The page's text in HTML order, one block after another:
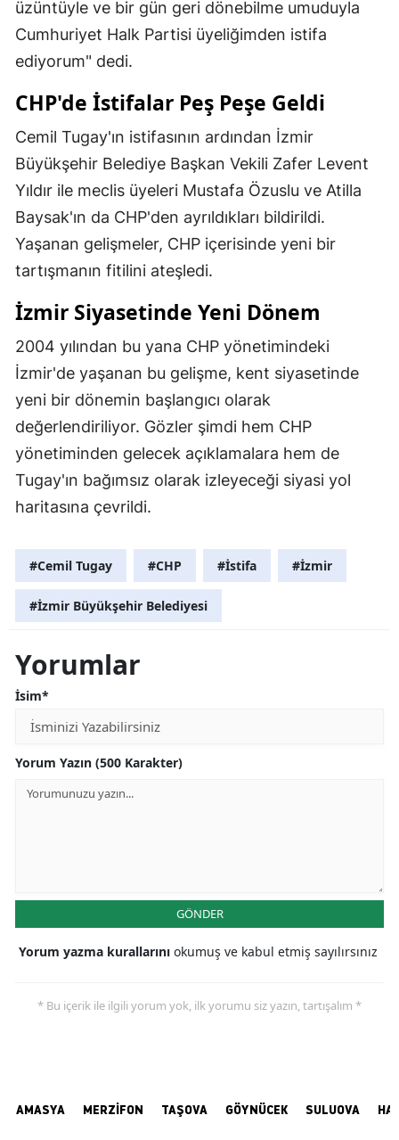
üzüntüyle ve bir gün geri dönebilme umuduyla
Cumhuriyet Halk Partisi üyeliğimden istifa
ediyorum" dedi.
CHP'de İstifalar Peş Peşe Geldi
Cemil Tugay'ın istifasının ardından İzmir
Büyükşehir Belediye Başkan Vekili Zafer Levent
Yıldır ile meclis üyeleri Mustafa Özuslu ve Atilla
Baysak'ın da CHP'den ayrıldıkları bildirildi.
Yaşanan gelişmeler, CHP içerisinde yeni bir
tartışmanın fitilini ateşledi.
İzmir Siyasetinde Yeni Dönem
2004 yılından bu yana CHP yönetimindeki
İzmir'de yaşanan bu gelişme, kent siyasetinde
yeni bir dönemin başlangıcı olarak
değerlendiriliyor. Gözler şimdi hem CHP
yönetiminden gelecek açıklamalara hem de
Tugay'ın bağımsız olarak izleyeceği siyasi yol
haritasına çevrildi.
#Cemil Tugay #CHP #İstifa #İzmir
#İzmir Büyükşehir Belediyesi
Yorumlar
İsim*
Yorum Yazın (500 Karakter)
GÖNDER
Yorum yazma kurallarını okumuş ve kabul etmiş sayılırsınız
* Bu içerik ile ilgili yorum yok, ilk yorumu siz yazın, tartışalım *
AMASYA MERZİFON TAŞOVA GÖYNÜCEK SULUOVA